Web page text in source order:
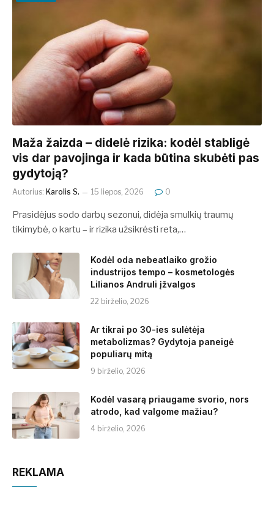
​​Maža žaizda – didelė rizika: kodėl stabligė
vis dar pavojinga ir kada būtina skubėti pas
gydytoją?
Autorius: Karolis S. 15 liepos, 2026 0
Prasidėjus sodo darbų sezonui, didėja smulkių traumų
tikimybė, o kartu – ir rizika užsikrėsti reta,…
Kodėl oda nebeatlaiko grožio
industrijos tempo – kosmetologės
Lilianos Andruli įžvalgos
22 birželio, 2026
Ar tikrai po 30-ies sulėtėja
metabolizmas? Gydytoja paneigė
populiarų mitą
9 birželio, 2026
Kodėl vasarą priaugame svorio, nors
atrodo, kad valgome mažiau?
4 birželio, 2026
REKLAMA